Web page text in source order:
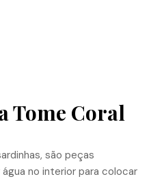
Tome Coral
são peças
no interior para colocar